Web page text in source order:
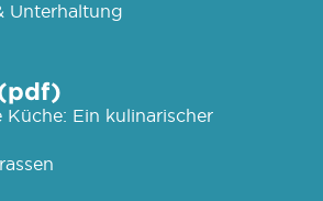
Unterhaltung
Ein kulinarischer